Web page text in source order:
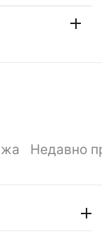
Недавно